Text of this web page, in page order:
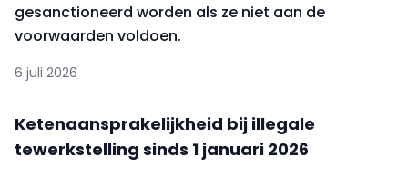
gesanctioneerd worden als ze niet aan de
voorwaarden voldoen.
6 juli 2026
Ketenaansprakelijkheid bij illegale
tewerkstelling sinds 1 januari 2026